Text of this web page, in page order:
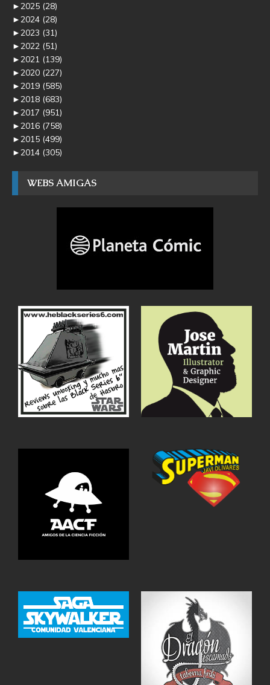
►2025 (28)
►2024 (28)
►2023 (31)
►2022 (51)
►2021 (139)
►2020 (227)
►2019 (585)
►2018 (683)
►2017 (951)
►2016 (758)
►2015 (499)
►2014 (305)
WEBS AMIGAS